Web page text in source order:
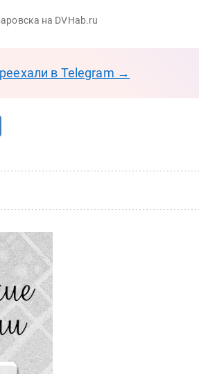
на DVHab.ru
в Telegram →